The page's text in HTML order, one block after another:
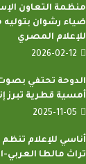
منظمة التعاون
ضياء رشوان بتوليه
للإعلام المصري
2026-02-12
الدوحة تحتفي بصوت
أمسية قطرية تبرز
2025-11-05
أناسي للإعلام
تراث مالطا العربي-